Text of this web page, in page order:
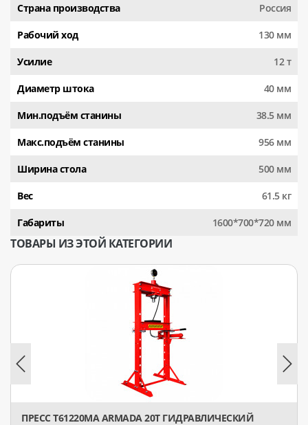
Страна производства Россия
Рабочий ход 130 мм
Усилие 12 т
Диаметр штока 40 мм
Мин.подъём станины 38.5 мм
Макс.подъём станины 956 мм
Ширина стола 500 мм
Вес 61.5 кг
Габариты 1600*700*720 мм
ТОВАРЫ ИЗ ЭТОЙ КАТЕГОРИИ
ПРЕСС T61220MA ARMADA 20Т ГИДРАВЛИЧЕСКИЙ